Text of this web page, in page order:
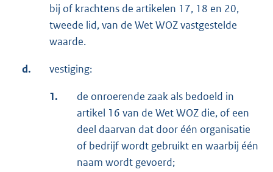
bij of krachtens de artikelen 17, 18 en 20,
tweede lid, van de Wet WOZ vastgestelde
waarde.
d. vestiging:
1.
de onroerende zaak als bedoeld in
artikel 16 van de Wet WOZ die, of een
deel daarvan dat door één organisatie
of bedrijf wordt gebruikt en waarbij één
naam wordt gevoerd;